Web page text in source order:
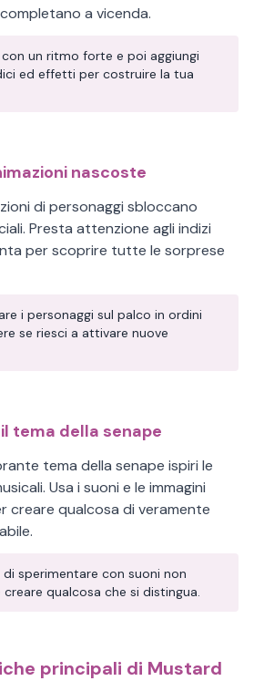
a vicenda.
con un ritmo forte e poi aggiungi
ed effetti per costruire la tua
nascoste
di personaggi sbloccano
Presta attenzione agli indizi
per scoprire tutte le sorprese
i personaggi sul palco in ordini
se riesci a attivare nuove
tema della senape
tema della senape ispiri le
Usa i suoni e le immagini
creare qualcosa di veramente
di sperimentare con suoni non
creare qualcosa che si distingua.
principali di Mustard